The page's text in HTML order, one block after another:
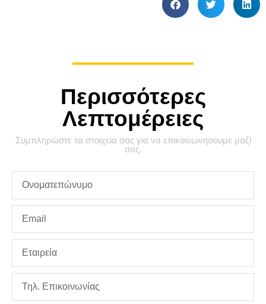
Περισσότερες
Λεπτομέρειες
Συμπληρώστε τα στοιχεία σας για να επικοινωνήσουμε μαζί
σας.